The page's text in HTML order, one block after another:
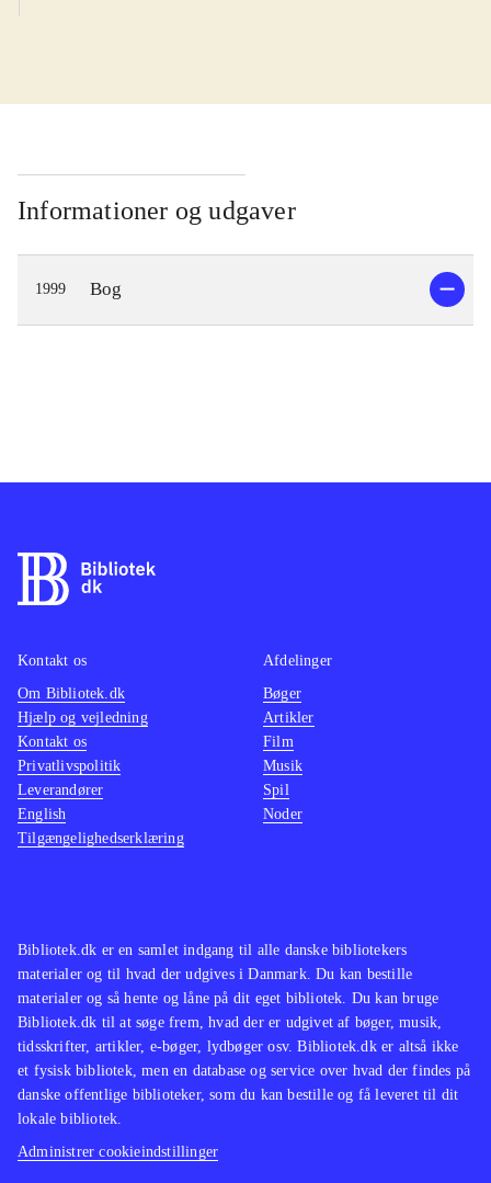
Informationer og udgaver
1999 Bog
Bibliotek.dk er en samlet indgang til alle danske bibliotekers
materialer og til hvad der udgives i Danmark. Du kan bestille
materialer og så hente og låne på dit eget bibliotek. Du kan bruge
Bibliotek.dk til at søge frem, hvad der er udgivet af bøger, musik,
tidsskrifter, artikler, e-bøger, lydbøger osv. Bibliotek.dk er altså ikke
et fysisk bibliotek, men en database og service over hvad der findes på
danske offentlige biblioteker, som du kan bestille og få leveret til dit
lokale bibliotek.
Administrer cookieindstillinger
Kontakt os
Om Bibliotek.dk
Hjælp og vejledning
Kontakt os
Privatlivspolitik
Leverandører
English
Tilgængelighedserklæring
Afdelinger
Bøger
Artikler
Film
Musik
Spil
Noder